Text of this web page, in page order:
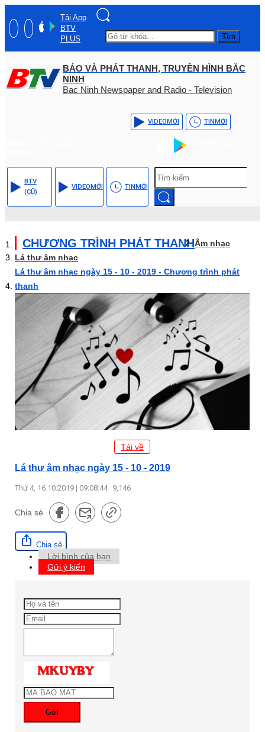
Tải App
BTV
PLUS
Tìm
BÁO VÀ PHÁT THANH, TRUYỀN HÌNH BẮC
NINH
Bac Ninh Newspaper and Radio - Television
VIDEOMỚI TINMỚI
BTV
(CŨ)
VIDEOMỚI TINMỚI
CHƯƠNG TRÌNH PHÁT THANHÂm nhạc
Lá thư âm nhạc
Lá thư âm nhạc ngày 15 - 10 - 2019 - Chương trình phát
thanh
Tải về
Lá thư âm nhạc ngày 15 - 10 - 2019
Thứ 4, 16.10.2019 | 09:08:44 9,146
Chia sẻ
Chia sẻ
Lời bình của bạn
Gửi ý kiến
Gửi